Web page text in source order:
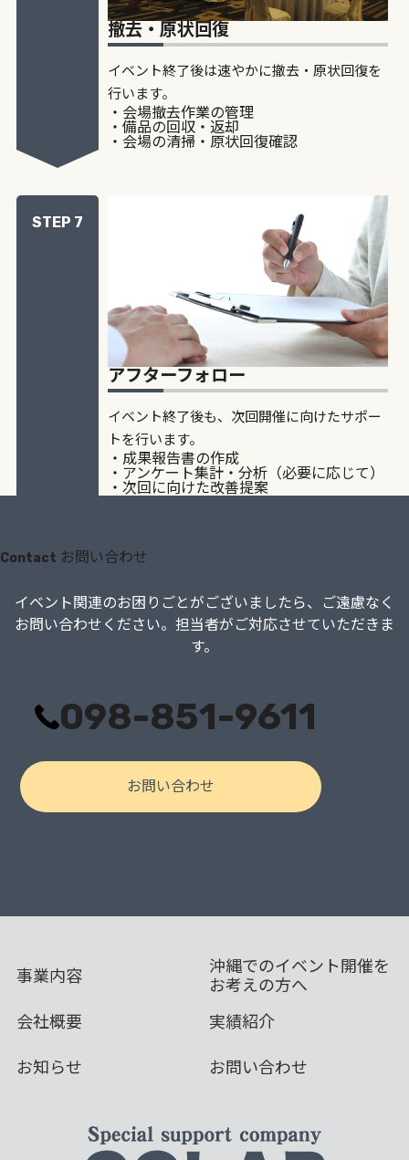
撤去・原状回復
イベント終了後は速やかに撤去・原状回復を
行います。
・会場撤去作業の管理
・備品の回収・返却
・会場の清掃・原状回復確認
STEP 7
アフターフォロー
イベント終了後も、次回開催に向けたサポー
トを行います。
・成果報告書の作成
・アンケート集計・分析（必要に応じて）
・次回に向けた改善提案
Contact お問い合わせ
イベント関連のお困りごとがございましたら、
ご遠慮なく
お問い合わせください。担当者がご対応させていただきま
す。
098-851-9611
お問い合わせ
事業内容
沖縄でのイベント開催を
お考えの方へ
会社概要
実績紹介
お知らせ お問い合わせ